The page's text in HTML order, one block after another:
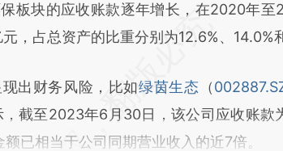
块的应收账款逐年增长，在2020年至
，占总资产的比重分别为12.6%、14.0%
出财务风险，比如绿茵生态 （
截至2023年6月30日，该公司应收账款
已相当于公司同期营业收入的近7倍。